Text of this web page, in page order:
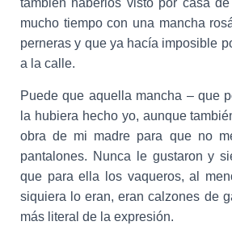
mucho tiempo con una mancha
perneras y que ya hacía imposible
a la calle.
Puede que aquella mancha – que
la hubiera hecho yo, aunque
obra de mi madre para que no
pantalones. Nunca le gustaron y
que para ella los vaqueros, al
siquiera lo eran, eran calzones de
más literal de la expresión.